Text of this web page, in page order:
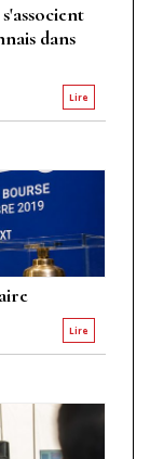
dans
Lire
Lire